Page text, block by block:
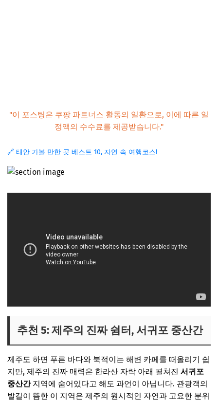
"이 포스팅은 쿠팡 파트너스 활동의 일환으로, 이에 따른 일
정액의 수수료를 제공받습니다."
🔗 태안 가볼 만한 곳 베스트 10, 자연 속 여행코스!
추천 5: 제주의 진짜 쉼터, 서귀포 중산간
제주도 하면 푸른 바다와 북적이는 해변 카페를 떠올리기 쉽
지만, 제주의 진짜 매력은 한라산 자락 아래 펼쳐진 서귀포
중산간지역에 숨어있다고 해도 과언이 아닙니다. 관광객의
발길이 뜸한 이 지역은 제주의 원시적인 자연과 고요한 분위